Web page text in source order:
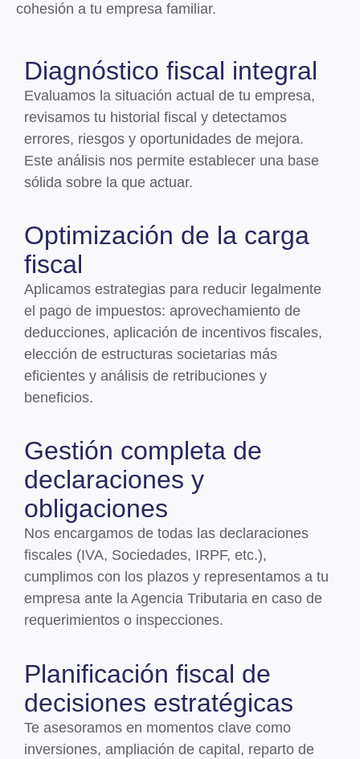
cohesión a tu empresa familiar.
Diagnóstico fiscal integral
Evaluamos la situación actual de tu empresa,
revisamos tu historial fiscal y detectamos
errores, riesgos y oportunidades de mejora.
Este análisis nos permite establecer una base
sólida sobre la que actuar.
Optimización de la carga
fiscal
Aplicamos estrategias para reducir legalmente
el pago de impuestos: aprovechamiento de
deducciones, aplicación de incentivos fiscales,
elección de estructuras societarias más
eficientes y análisis de retribuciones y
beneficios.
Gestión completa de
declaraciones y
obligaciones
Nos encargamos de todas las declaraciones
fiscales (IVA, Sociedades, IRPF, etc.),
cumplimos con los plazos y representamos a tu
empresa ante la Agencia Tributaria en caso de
requerimientos o inspecciones.
Planificación fiscal de
decisiones estratégicas
Te asesoramos en momentos clave como
inversiones, ampliación de capital, reparto de